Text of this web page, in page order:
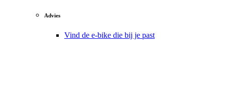
Advies
Vind de e-bike die bij je past